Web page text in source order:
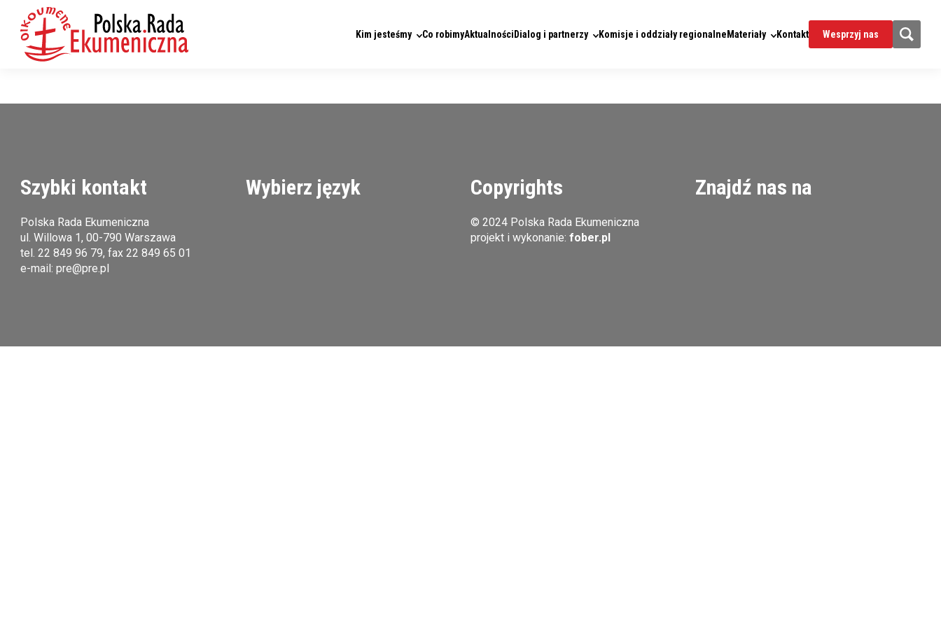
Kim jesteśmy Co robimyAktualnościDialog i partnerzy Komisje i oddziały regionalneMateriały Kontakt Wesprzyj nas
Szybki kontakt
Polska Rada Ekumeniczna
ul. Willowa 1, 00-790 Warszawa
tel.22 849 96 79, fax 22 849 65 01
e-mail:pre@pre.pl
Wybierz język Copyrights
© 2024 Polska Rada Ekumeniczna
projekt i wykonanie: fober.pl
Znajdź nas na